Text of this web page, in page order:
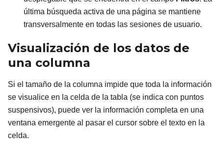
última búsqueda activa de una página se mantiene
transversalmente en todas las sesiones de usuario.
Visualización de los datos de
una columna
Si el tamaño de la columna impide que toda la información
se visualice en la celda de la tabla (se indica con puntos
suspensivos), puede ver la información completa en una
ventana emergente al pasar el cursor sobre el texto en la
celda.